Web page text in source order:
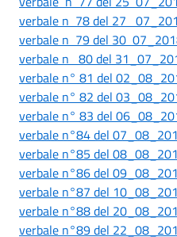
verbale n 78 del 27
verbale n 79 del 30
verbale n 80 del
verbale n° 81 del
verbale n° 82 del
verbale n° 83 del
verbale n°84 del
verbale n°85 del
verbale n°86 del
verbale n°87 del
verbale n°88 del
verbale n°89 del